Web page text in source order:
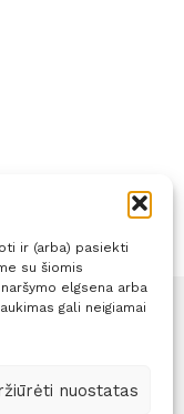
ir (arba) pasiekti
su šiomis
elgsena arba
gali neigiamai
nuostatas